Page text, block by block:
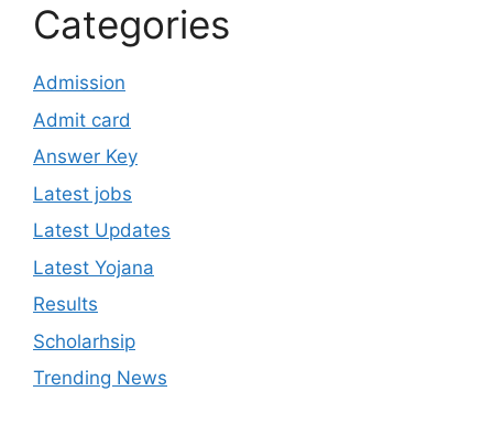
Categories
Admission
Admit card
Answer Key
Latest jobs
Latest Updates
Latest Yojana
Results
Scholarhsip
Trending News